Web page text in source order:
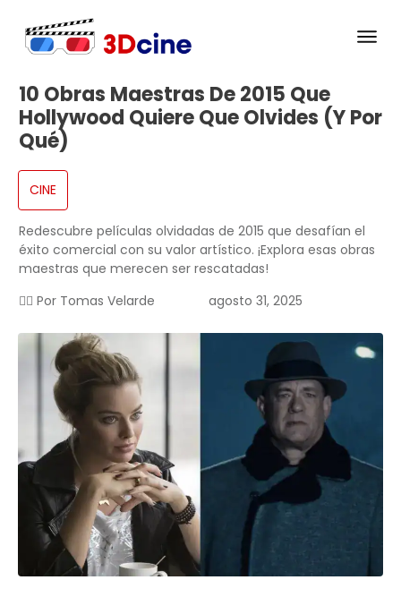
10 Obras Maestras De 2015 Que
Hollywood Quiere Que Olvides (y Por
Qué)
CINE
Redescubre películas olvidadas de 2015 que desafían el
éxito comercial con su valor artístico. ¡Explora esas obras
maestras que merecen ser rescatadas!
✍🏻 Por Tomas Velarde agosto 31, 2025